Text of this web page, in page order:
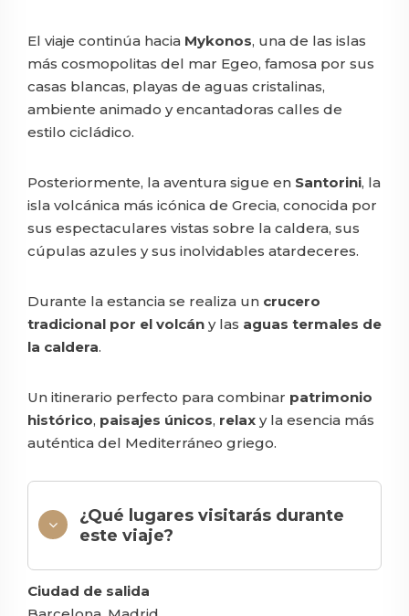
El viaje continúa hacia Mykonos, una de las islas
más cosmopolitas del mar Egeo, famosa por sus
casas blancas, playas de aguas cristalinas,
ambiente animado y encantadoras calles de
estilo cicládico.
Posteriormente, la aventura sigue en Santorini, la
isla volcánica más icónica de Grecia, conocida por
sus espectaculares vistas sobre la caldera, sus
cúpulas azules y sus inolvidables atardeceres.
Durante la estancia se realiza un crucero
tradicional por el volcán y las aguas termales de
la caldera.
Un itinerario perfecto para combinar patrimonio
histórico, paisajes únicos, relax y la esencia más
auténtica del Mediterráneo griego.
¿Qué lugares visitarás durante
este viaje?
Ciudad de salida